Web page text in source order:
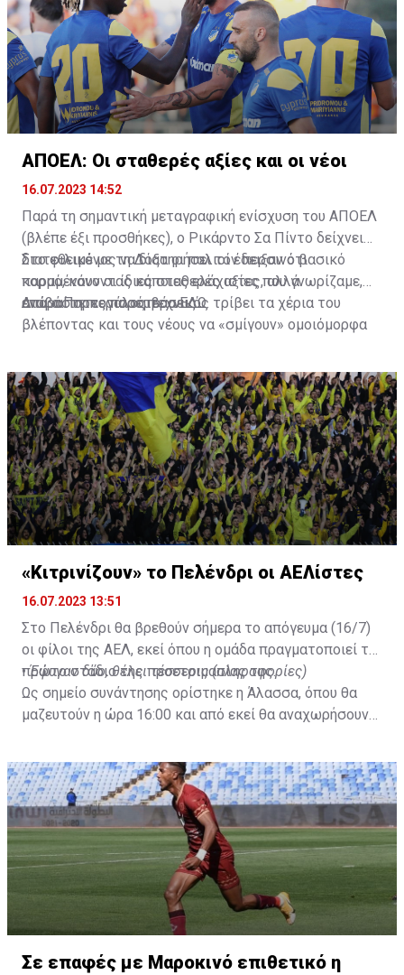
ΑΠΟΕΛ: Οι σταθερές αξίες και οι νέοι
16.07.2023 14:52
Παρά τη σημαντική μεταγραφική ενίσχυση του ΑΠΟΕΛ
(βλέπε έξι προσθήκες), ο Ρικάρντο Σα Πίντο δείχνει
διατεθειμένος να διατηρήσει τον περσινό βασικό
κορμό, κάνοντας κάποιες ελάχιστες, αλλά
απαραίτητες παρεμβάσεις.
Στο φιλικό με τη Δόξα οι παλιοί έδειξαν ότι
παραμένουν οι ίδιες σταθερές αξίες που γνωρίζαμε,
ενώ ο Πορτογάλος τεχνικός τρίβει τα χέρια του
βλέποντας και τους νέους να «σμίγουν» ομοιόμορφα
Διαβάστε περισσότεραΕΔΩ.
«Κιτρινίζουν» το Πελένδρι οι ΑΕΛίστες
16.07.2023 13:51
Στο Πελένδρι θα βρεθούν σήμερα το απόγευμα (16/7)
οι φίλοι της ΑΕΛ, εκεί όπου η ομάδα πραγματοποιεί το
πρώτο στάδιο της προετοιμασίας της.
•Έφυγαν δύο, θέλει τέσσερις (πληροφορίες)
Ως σημείο συνάντησης ορίστηκε η Άλασσα, όπου θα
μαζευτούν η ώρα 16:00 και από εκεί θα αναχωρήσουν
δώοσυν το παρών τους στην απογευματινή προπόνηση
της ομάδας.
Σε επαφές με Μαροκινό επιθετικό η